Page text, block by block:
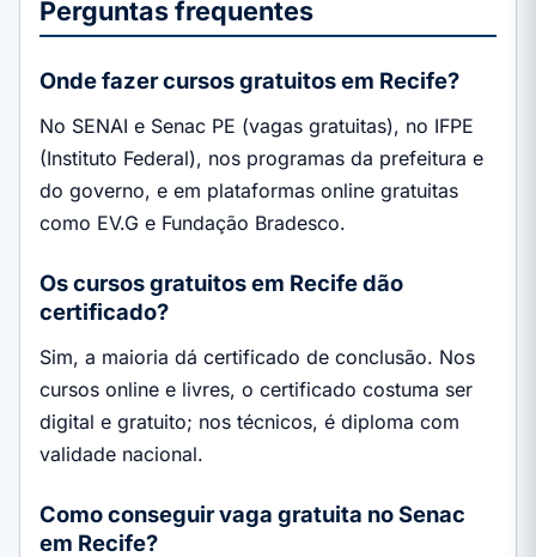
Perguntas frequentes
Onde fazer cursos gratuitos em Recife?
No SENAI e Senac PE (vagas gratuitas), no IFPE
(Instituto Federal), nos programas da prefeitura e
do governo, e em plataformas online gratuitas
como EV.G e Fundação Bradesco.
Os cursos gratuitos em Recife dão
certificado?
Sim, a maioria dá certificado de conclusão. Nos
cursos online e livres, o certificado costuma ser
digital e gratuito; nos técnicos, é diploma com
validade nacional.
Como conseguir vaga gratuita no Senac
em Recife?